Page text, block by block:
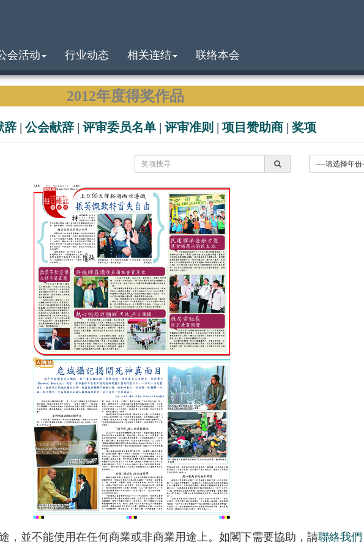
会活动 行业动态 相关连结 联络本会
2012年度得奖作品
辞 | 公会献辞 | 评审委员名单 | 评审准则 | 项目赞助商 | 奖项
，並不能使用在任何商業或非商業用途上。如閣下需要協助，請聯絡我們